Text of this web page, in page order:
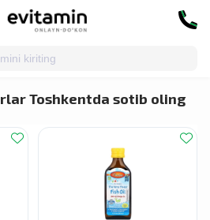
Bolalar salomatligi
Toshkentda sotib oling